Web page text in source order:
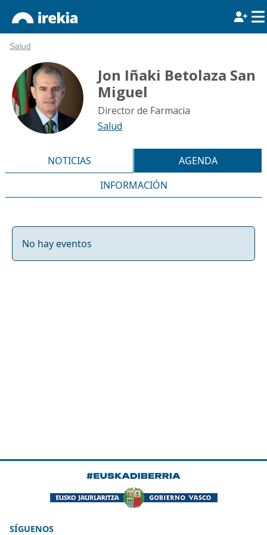
Salud
Jon Iñaki Betolaza San
Miguel
Director de Farmacia
Salud
NOTICIAS
AGENDA
INFORMACIÓN
No hay eventos
SÍGUENOS